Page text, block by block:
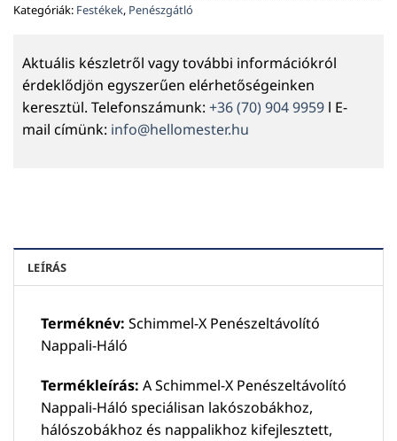
Kategóriák: Festékek, Penészgátló
Aktuális készletről vagy további információkról
érdeklődjön egyszerűen elérhetőségeinken
keresztül. Telefonszámunk: +36 (70) 904 9959 l E-
mail címünk: info@hellomester.hu
LEÍRÁS
Terméknév: Schimmel-X Penészeltávolító
Nappali-Háló
Termékleírás: A Schimmel-X Penészeltávolító
Nappali-Háló speciálisan lakószobákhoz,
hálószobákhoz és nappalikhoz kifejlesztett,